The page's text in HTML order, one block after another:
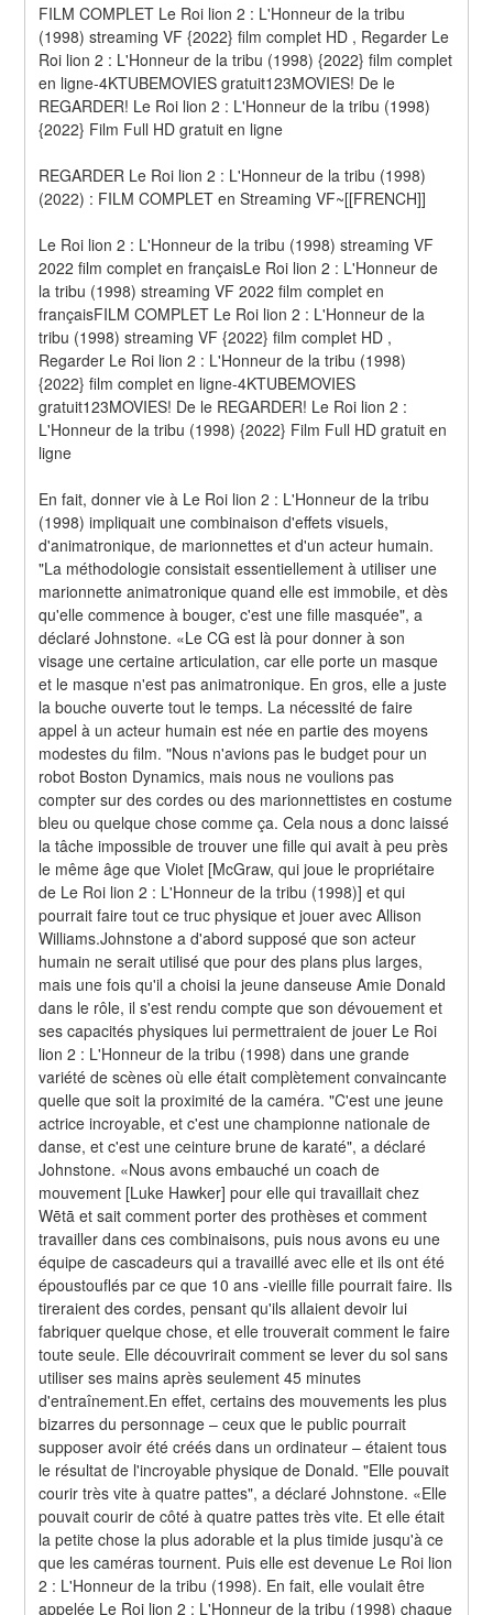
FILM COMPLET Le Roi lion 2 : L'Honneur de la tribu
(1998) streaming VF {2022} film complet HD , Regarder Le
Roi lion 2 : L'Honneur de la tribu (1998) {2022} film complet
en ligne-4KTUBEMOVIES gratuit123MOVIES! De le
REGARDER! Le Roi lion 2 : L'Honneur de la tribu (1998)
{2022} Film Full HD gratuit en ligne
REGARDER Le Roi lion 2 : L'Honneur de la tribu (1998)
(2022) : FILM COMPLET en Streaming VF~[[FRENCH]]
Le Roi lion 2 : L'Honneur de la tribu (1998) streaming VF
2022 film complet en françaisLe Roi lion 2 : L'Honneur de
la tribu (1998) streaming VF 2022 film complet en
françaisFILM COMPLET Le Roi lion 2 : L'Honneur de la
tribu (1998) streaming VF {2022} film complet HD ,
Regarder Le Roi lion 2 : L'Honneur de la tribu (1998)
{2022} film complet en ligne-4KTUBEMOVIES
gratuit123MOVIES! De le REGARDER! Le Roi lion 2 :
L'Honneur de la tribu (1998) {2022} Film Full HD gratuit en
ligne
En fait, donner vie à Le Roi lion 2 : L'Honneur de la tribu
(1998) impliquait une combinaison d'effets visuels,
d'animatronique, de marionnettes et d'un acteur humain.
"La méthodologie consistait essentiellement à utiliser une
marionnette animatronique quand elle est immobile, et dès
qu'elle commence à bouger, c'est une fille masquée", a
déclaré Johnstone. «Le CG est là pour donner à son
visage une certaine articulation, car elle porte un masque
et le masque n'est pas animatronique. En gros, elle a juste
la bouche ouverte tout le temps. La nécessité de faire
appel à un acteur humain est née en partie des moyens
modestes du film. "Nous n'avions pas le budget pour un
robot Boston Dynamics, mais nous ne voulions pas
compter sur des cordes ou des marionnettistes en costume
bleu ou quelque chose comme ça. Cela nous a donc laissé
la tâche impossible de trouver une fille qui avait à peu près
le même âge que Violet [McGraw, qui joue le propriétaire
de Le Roi lion 2 : L'Honneur de la tribu (1998)] et qui
pourrait faire tout ce truc physique et jouer avec Allison
Williams.Johnstone a d'abord supposé que son acteur
humain ne serait utilisé que pour des plans plus larges,
mais une fois qu'il a choisi la jeune danseuse Amie Donald
dans le rôle, il s'est rendu compte que son dévouement et
ses capacités physiques lui permettraient de jouer Le Roi
lion 2 : L'Honneur de la tribu (1998) dans une grande
variété de scènes où elle était complètement convaincante
quelle que soit la proximité de la caméra. "C'est une jeune
actrice incroyable, et c'est une championne nationale de
danse, et c'est une ceinture brune de karaté", a déclaré
Johnstone. «Nous avons embauché un coach de
mouvement [Luke Hawker] pour elle qui travaillait chez
Wētā et sait comment porter des prothèses et comment
travailler dans ces combinaisons, puis nous avons eu une
équipe de cascadeurs qui a travaillé avec elle et ils ont été
époustouflés par ce que 10 ans -vieille fille pourrait faire. Ils
tireraient des cordes, pensant qu'ils allaient devoir lui
fabriquer quelque chose, et elle trouverait comment le faire
toute seule. Elle découvrirait comment se lever du sol sans
utiliser ses mains après seulement 45 minutes
d'entraînement.En effet, certains des mouvements les plus
bizarres du personnage – ceux que le public pourrait
supposer avoir été créés dans un ordinateur – étaient tous
le résultat de l'incroyable physique de Donald. "Elle pouvait
courir très vite à quatre pattes", a déclaré Johnstone. «Elle
pouvait courir de côté à quatre pattes très vite. Et elle était
la petite chose la plus adorable et la plus timide jusqu'à ce
que les caméras tournent. Puis elle est devenue Le Roi lion
2 : L'Honneur de la tribu (1998). En fait, elle voulait être
appelée Le Roi lion 2 : L'Honneur de la tribu (1998) chaque